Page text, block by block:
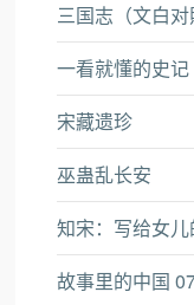
三国志（文白对
一看就懂的史记
宋藏遗珍
巫蛊乱长安
知宋：写给女
故事里的中国